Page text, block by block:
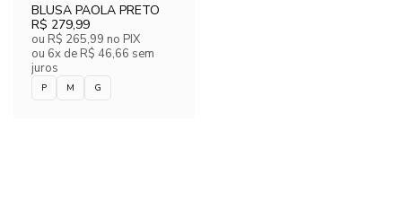
BLUSA PAOLA PRETO
R$ 279,99
ou R$ 265,99 no PIX
ou 6x de R$ 46,66 sem
juros
P M G